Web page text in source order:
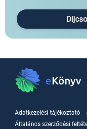
Adatkezelési tájékoztató
Általános szerződési